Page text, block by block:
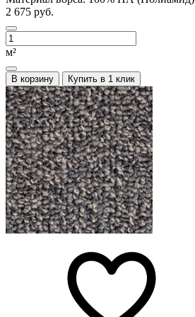
2 675 руб.
м²
В корзину Купить в 1 клик